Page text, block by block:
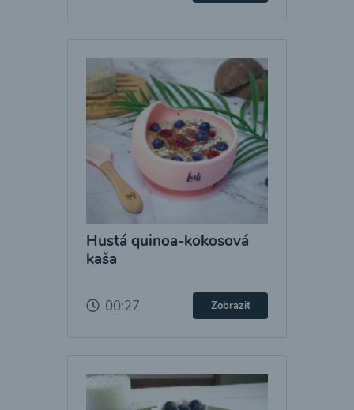
Hustá quinoa-kokosová
kaša
00:27 Zobraziť